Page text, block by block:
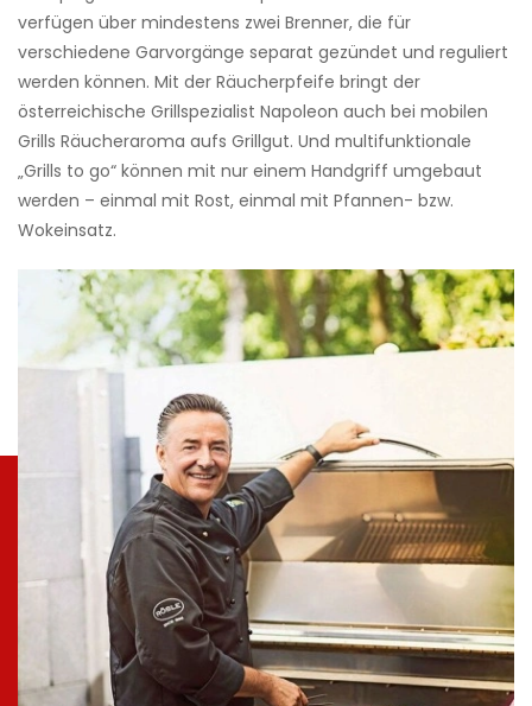
verfügen über mindestens zwei Brenner, die für
verschiedene Garvorgänge separat gezündet und reguliert
werden können. Mit der Räucherpfeife bringt der
österreichische Grillspezialist Napo­leon auch bei mobilen
Grills Räucheraroma aufs Grillgut. Und multifunktionale
„Grills to go“ können mit nur einem Handgriff umgebaut
werden – einmal mit Rost, einmal mit Pfannen- bzw.
Wokeinsatz.